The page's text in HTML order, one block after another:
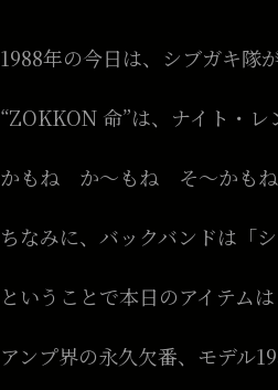
1988年の今日は、シブガキ隊
“ZOKKON 命”は、ナイト・
かもね か〜もね そ〜かも
ちなみに、バックバンドは「
ということで本日のアイテム
アンプ界の永久欠番、モデル